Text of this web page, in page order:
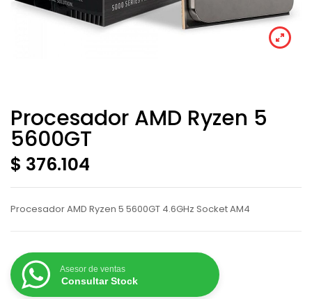
Procesador AMD Ryzen 5
5600GT
$ 376.104
Procesador AMD Ryzen 5 5600GT 4.6GHz Socket AM4
Asesor de ventas
Consultar Stock